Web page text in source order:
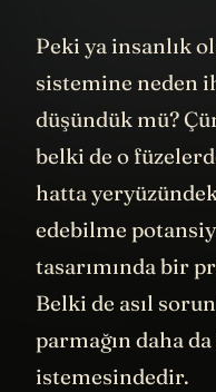
Peki ya insanlık
sistemine neden
düşündük mü?
belki de o
hatta
edebilme
tasarımında bir
Belki de asıl
parmağın daha
istemesindedir.